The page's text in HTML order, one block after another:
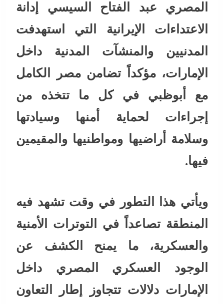
المصري عبد الفتاح السيسي إدانة
الاعتداءات الإيرانية التي استهدفت
المدنيين والمنشآت المدنية داخل
الإمارات، مؤكداً تضامن مصر الكامل
مع أبوظبي في كل ما تتخذه من
إجراءات لحماية أمنها وسيادتها
وسلامة أراضيها ومواطنيها والمقيمين
فيها.
ويأتي هذا التطور في وقت تشهد فيه
المنطقة تصاعداً في التوترات الأمنية
والعسكرية، ما يمنح الكشف عن
الوجود العسكري المصري داخل
الإمارات دلالات تتجاوز إطار التعاون